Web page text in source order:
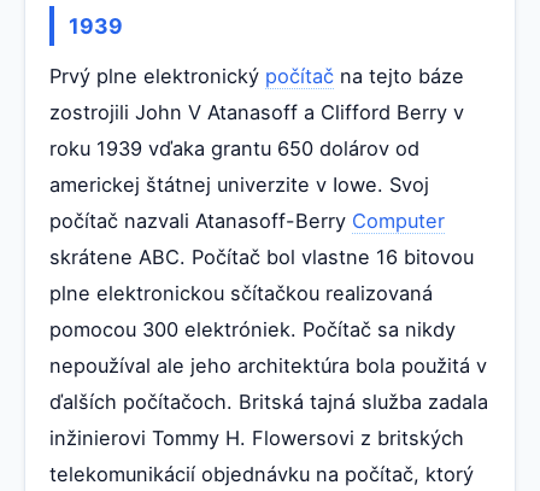
1939
Prvý plne elektronický počítač na tejto báze
zostrojili John V Atanasoff a Clifford Berry v
roku 1939 vďaka grantu 650 dolárov od
americkej štátnej univerzite v Iowe. Svoj
počítač nazvali Atanasoff-Berry Computer
skrátene ABC. Počítač bol vlastne 16 bitovou
plne elektronickou sčítačkou realizovaná
pomocou 300 elektróniek. Počítač sa nikdy
nepoužíval ale jeho architektúra bola použitá v
ďalších počítačoch. Britská tajná služba zadala
inžinierovi Tommy H. Flowersovi z britských
telekomunikácií objednávku na počítač, ktorý